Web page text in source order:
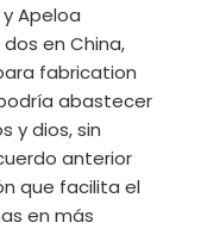
Apeloa
en China,
fabrication
abastecer
y dios, sin
anterior
que facilita el
en más